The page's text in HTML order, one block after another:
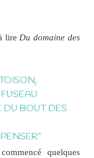
lire Du domaine des
DU BOUT DES
quelques